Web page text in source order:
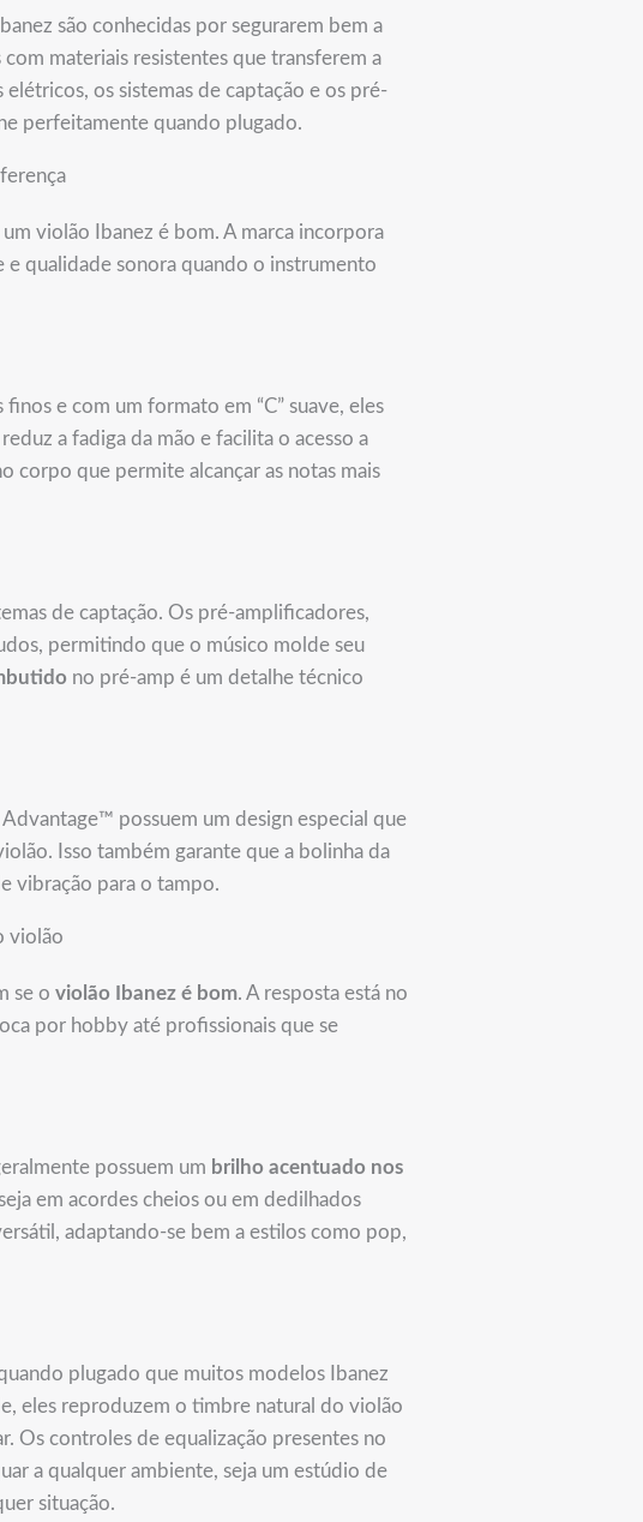
são conhecidas por segurarem bem a
materiais resistentes que transferem a
os sistemas de captação e os pré-
perfeitamente quando plugado.
violão Ibanez é bom. A marca incorpora
qualidade sonora quando o instrumento
e com um formato em “C” suave, eles
a fadiga da mão e facilita o acesso a
corpo que permite alcançar as notas mais
de captação. Os pré-amplificadores,
permitindo que o músico molde seu
no pré-amp é um detalhe técnico
possuem um design especial que
Isso também garante que a bolinha da
vibração para o tampo.
violão
se o violão Ibanez é bom. A resposta está no
por hobby até profissionais que se
possuem um brilho acentuado nos
em acordes cheios ou em dedilhados
adaptando-se bem a estilos como pop,
plugado que muitos modelos Ibanez
eles reproduzem o timbre natural do violão
Os controles de equalização presentes no
a qualquer ambiente, seja um estúdio de
situação.